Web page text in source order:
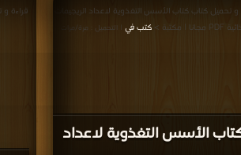
حقوق ملكيه فضلاً اضغط هنا وأبلغنا فوراً